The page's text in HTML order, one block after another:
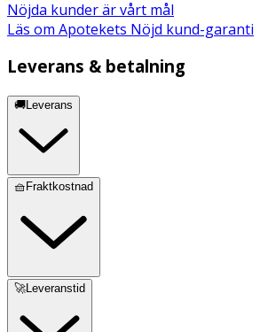
Tocopherol, Helianthus Annuus
Malic
Nöjda kunder är vårt mål
Läs om Apotekets Nöjd kund-garanti
Leverans & betalning
🚚Leverans
🧺Fraktkostnad
🚀Leveranstid